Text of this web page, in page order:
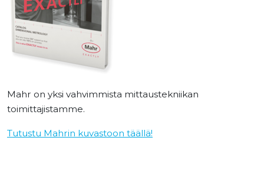
Mahr on yksi vahvimmista mittaustekniikan
toimittajistamme.
Tutustu Mahrin kuvastoon täällä!